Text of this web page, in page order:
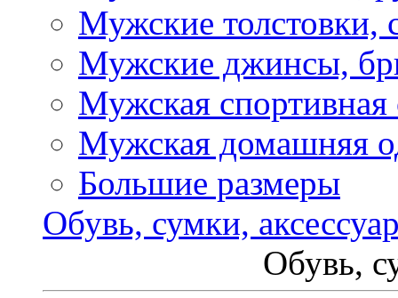
Мужские толстовки,
Мужские джинсы,
Мужская спортивная
Мужская домашняя
Большие размеры
Обувь, сумки,
Обувь,